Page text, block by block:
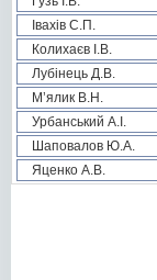
Івахів С.П.
Колихаєв І.В.
Лубінець Д.В.
М’ялик В.Н.
Урбанський А.І.
Шаповалов Ю.А.
Яценко А.В.